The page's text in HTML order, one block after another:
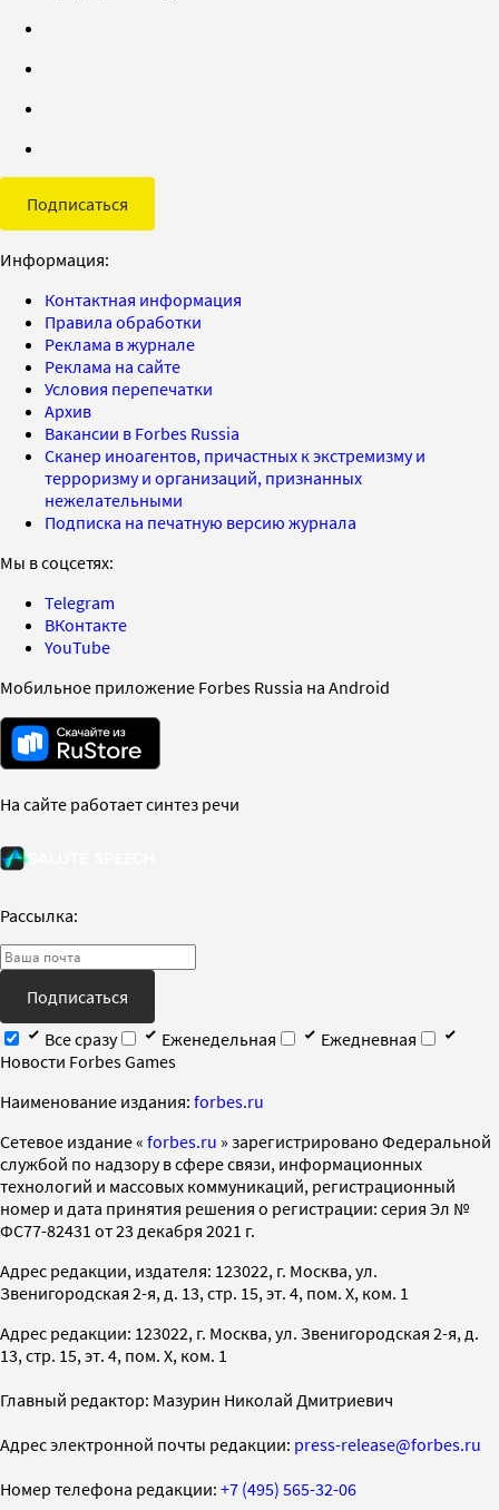
Подписаться
Информация:
Контактная информация
Правила обработки
Реклама в журнале
Реклама на сайте
Условия перепечатки
Архив
Вакансии в Forbes Russia
Сканер иноагентов, причастных к экстремизму и
терроризму и организаций, признанных
нежелательными
Подписка на печатную версию журнала
Мы в соцсетях:
Telegram
ВКонтакте
YouTube
Мобильное приложение Forbes Russia на Android
На сайте работает синтез речи
Рассылка:
Подписаться
Все сразу
Еженедельная
Ежедневная
Новости Forbes Games
Наименование издания: forbes.ru
Cетевое издание « forbes.ru » зарегистрировано Федеральной
службой по надзору в сфере связи, информационных
технологий и массовых коммуникаций, регистрационный
номер и дата принятия решения о регистрации: серия Эл №
ФС77-82431 от 23 декабря 2021 г.
Адрес редакции, издателя: 123022, г. Москва, ул.
Звенигородская 2-я, д. 13, стр. 15, эт. 4, пом. X, ком. 1
Адрес редакции: 123022, г. Москва, ул. Звенигородская 2-я, д.
13, стр. 15, эт. 4, пом. X, ком. 1
Главный редактор: Мазурин Николай Дмитриевич
Адрес электронной почты редакции: press-release@forbes.ru
Номер телефона редакции: +7 (495) 565-32-06